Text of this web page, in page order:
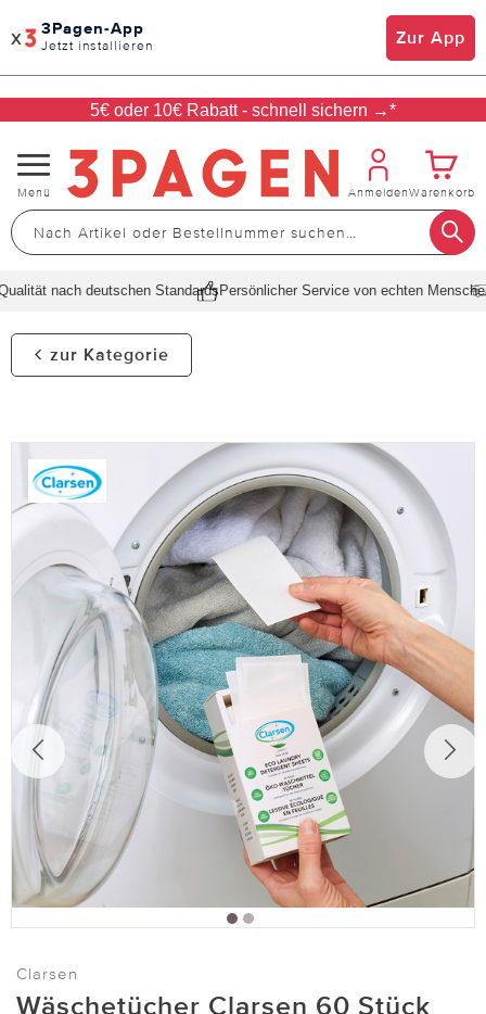
x 3Pagen-App
Jetzt installieren Zur App
5€ oder 10€ Rabatt - schnell sichern →*
Navigation
umschalten
Menü AnmeldenWarenkorb
nach deutschen StandardsPersönlicher Service von echten Menschen
zur Kategorie
Clarsen
Wäschetücher Clarsen 60 Stück